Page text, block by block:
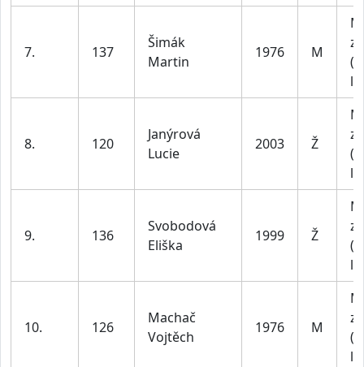
7. 137
Šimák
Martin
1976 M
8. 120
Janýrová
Lucie
2003 Ž
9. 136
Svobodová
Eliška
1999 Ž
10. 126
Machač
Vojtěch
1976 M